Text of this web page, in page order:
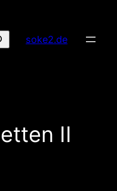
soke2.de
II